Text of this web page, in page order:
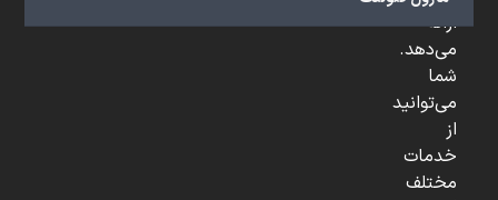
ارائه
می‌دهد.
شما
می‌توانید
از
خدمات
مختلف